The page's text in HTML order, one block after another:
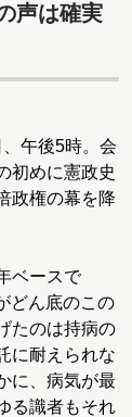
声は確実
午後5時。会
初めに憲政史
政権の幕を降
ベースで
どん底のこの
たのは持病の
に耐えられな
に、病気が最
る識者もそれ